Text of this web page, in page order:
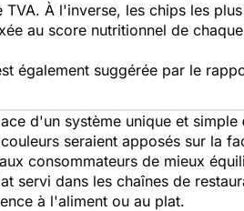
À l'inverse, les chips les
au score nutritionnel de
également suggérée par le
d'un système unique et simple
seraient apposés sur la
consommateurs de mieux
servi dans les chaînes de
à l'aliment ou au plat.